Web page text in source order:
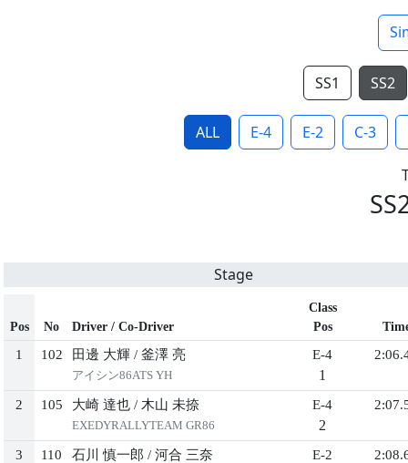
SS1 SS2
ALL E-4 E-2 C-3
Stage
Pos No Driver / Co-Driver
Class
Pos
1 102 田邊 大輝 / 釜澤 亮
アイシン86ATS YH
E-4
1
2 105 大崎 達也 / 木山 未捺
EXEDYRALLYTEAM GR86
E-4
2
3 110 石川 慎一郎 / 河合 三奈 E-2